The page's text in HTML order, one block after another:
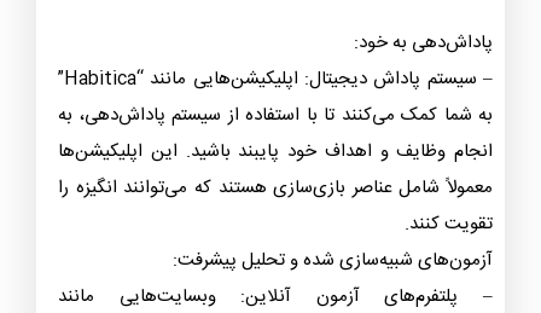
پاداش‌دهی به خود:
– سیستم پاداش دیجیتال: اپلیکیشن‌هایی مانند “Habitica”
به شما کمک می‌کنند تا با استفاده از سیستم پاداش‌دهی، به
انجام وظایف و اهداف خود پایبند باشید. این اپلیکیشن‌ها
معمولاً شامل عناصر بازی‌سازی هستند که می‌توانند انگیزه را
تقویت کنند.
آزمون‌های شبیه‌سازی شده و تحلیل پیشرفت:
– پلتفرم‌های آزمون آنلاین: وبسایت‌هایی مانند